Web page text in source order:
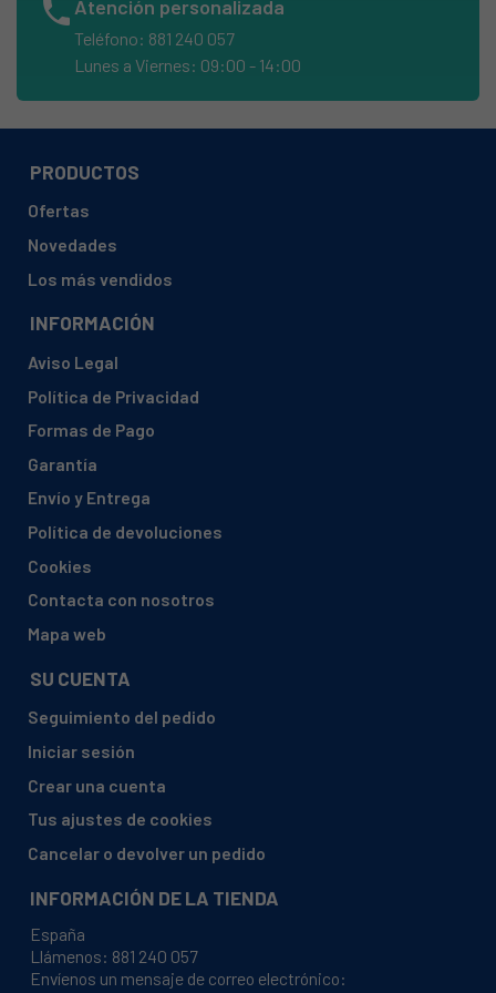
CATA, 02004300
CATA, 02004301
CATA, 02004302
CATA, 02004403
CATA, 02004500
CATA, BETA 600 INOX 02150300
CATA, BETA 600 NEGRA 02150400
CATA, BETA 700 BLANCA 02150000
CATA, BETA 700 INOX 02150300
CATA, BETA 700 NEGRA 02150400
CATA, BETA 900 BLANCA 02151000
CATA, BETA 900 INOX 02150300
CATA, BETA 900 MAT 02151600
CATA, C1000 CRISTAL 02108200
CATA, C1200 GLASS 02108201
CATA, C600 CRISTAL 0201200
CATA, C600 GLASS 02005200
CATA, C600 GLASS INOX 02005100
CATA, C700 CRISTAL 02103200
CATA, C700 GLASS 02006200
CATA, C700 GLASS INOX 02006100
CATA, C900 CRISTAL 02107200
CATA, C900 GLASS 02008200
phone Atención personalizada
Teléfono: 881 240 057
Lunes a Viernes: 09:00 - 14:00
PRODUCTOS
Ofertas
Novedades
Los más vendidos
INFORMACIÓN
Aviso Legal
Política de Privacidad
Formas de Pago
Garantía
Envío y Entrega
Política de devoluciones
Cookies
Contacta con nosotros
Mapa web
SU CUENTA
Seguimiento del pedido
Iniciar sesión
Crear una cuenta
Tus ajustes de cookies
Cancelar o devolver un pedido
INFORMACIÓN DE LA TIENDA
España
Llámenos: 881 240 057
Envíenos un mensaje de correo electrónico: